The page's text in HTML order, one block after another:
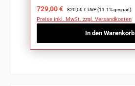
Verkaufspreis:
729,00 € Regulärer Preis:
820,00 € UVP (11.1% gespart)
Preise inkl. MwSt. zzgl. Versandkosten
In den Warenkorb